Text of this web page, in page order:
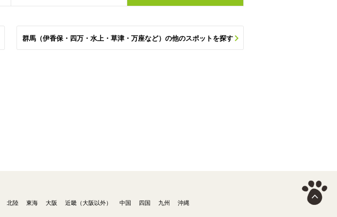
群馬（伊香保・四万・水上・草津・万座など）の他のスポットを探す
北陸 東海 大阪 近畿（大阪以外） 中国 四国 九州
沖縄